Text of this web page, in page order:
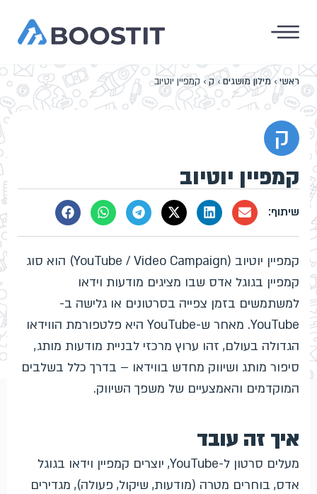
ראשי›מילון מושגים›ק› קמפיין יוטיוב
ק
קמפיין יוטיוב
קמפיין יוטיוב (YouTube / Video Campaign) הוא סוג
קמפיין בגוגל אדס שבו מציגים מודעות וידאו
למשתמשים בזמן צפייה בסרטונים או גלישה ב-
YouTube. מאחר ש-YouTube היא פלטפורמת הווידאו
הגדולה בעולם, זהו ערוץ מרכזי לבניית מודעות מותג,
סיפור מותג ושיווק מחדש בווידאו – בדרך כלל בשלבים
המוקדמים והאמצעיים של משפך השיווק.
איך זה עובד
מעלים סרטון ל-YouTube, יוצרים קמפיין וידאו בגוגל
אדס, בוחרים מטרה (מודעות, שיקול, פעולה), מגדירים